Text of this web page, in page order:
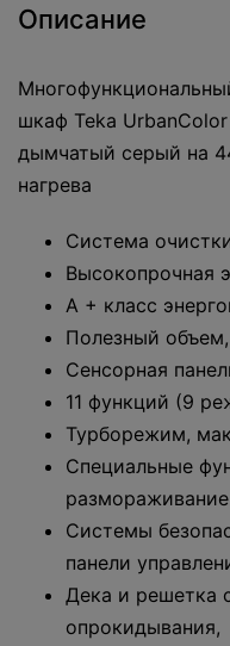
Описание
шкаф Teka
дымчатый серый на
нагрева
Система
Высокопрочная
A + класс
Полезный
Сенсорная
11 функций (9
Турборежим,
Специальные
размораживание
Системы
панели
Дека и решетка
опрокидывания,